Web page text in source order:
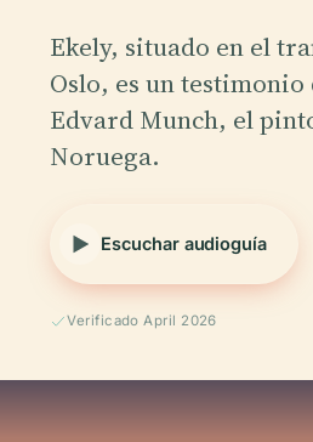
Ekely, situado en el
Oslo, es un
Edvard Munch, el
Noruega.
Escuchar audioguía
Verificado April 2026